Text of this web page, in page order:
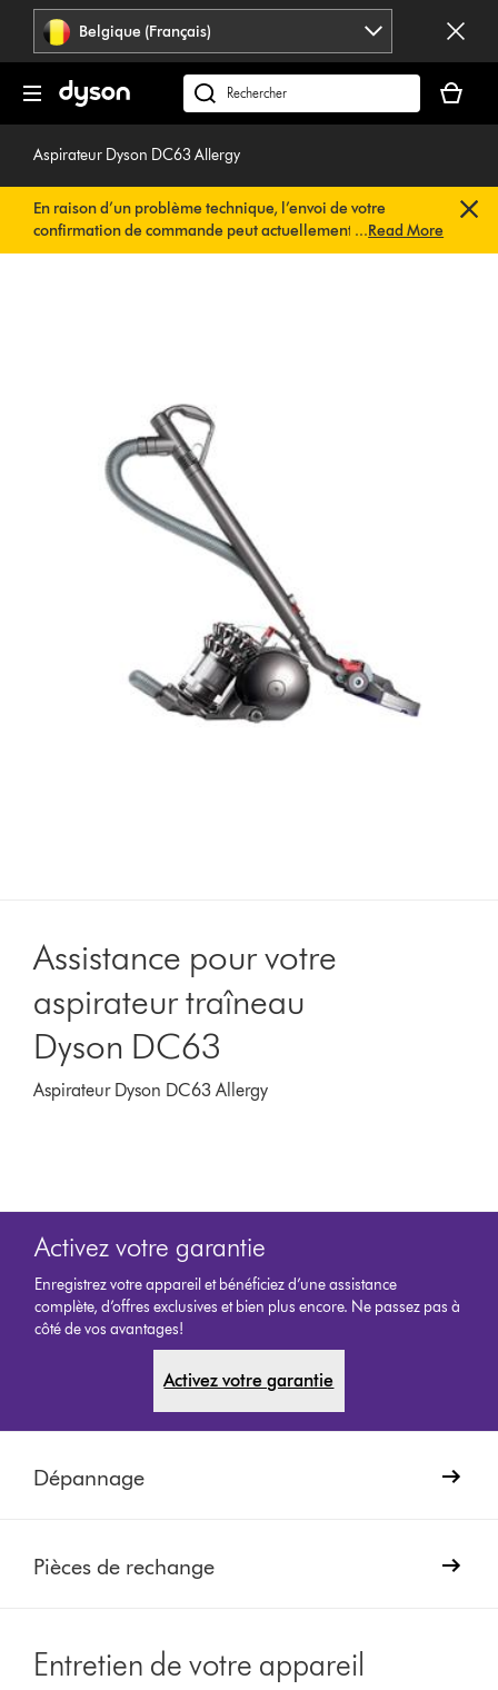
Sauter
pages
Belgique (Français)
Rechercher
des
produits
panier
est
Aspirateur Dyson DC63 Allergy
En raison d’un problème technique, l’envoi de votre
confirmation de commande peut actuellement être
retardé. Nous travaillons déjà à une solution rapide.Vous
...Read More
Assistance pour votre
aspirateur traîneau
Dyson DC63
Aspirateur Dyson DC63 Allergy
Activez votre garantie
Enregistrez votre appareil et bénéficiez d’une assistance
complète, d’offres exclusives et bien plus encore. Ne passez pas à
côté de vos avantages!
Activez votre garantie
Dépannage
Pièces de rechange
Entretien de votre appareil